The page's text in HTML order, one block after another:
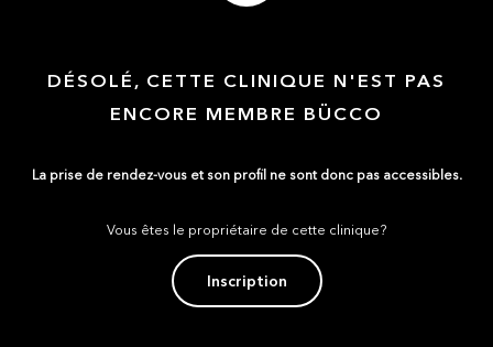
DÉSOLÉ, CETTE CLINIQUE N'EST PAS
ENCORE MEMBRE BÜCCO
La prise de rendez-vous et son profil ne sont donc pas accessibles.
Vous êtes le propriétaire de cette clinique?
Inscription